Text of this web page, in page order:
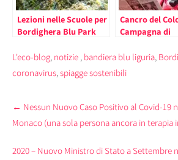
Lezioni nelle Scuole per
Bordighera Blu Park
Cancro del
Campagna di
Principato
Blu”
L'eco-blog, notizie , bandiera blu liguria,
coronavirus,spiagge sostenibili
Post
navigation
← Nessun Nuovo Caso Positivo al Covid-19
Monaco (una sola persona ancora in terapia
2020 – Nuovo Ministro di Stato a Settembre